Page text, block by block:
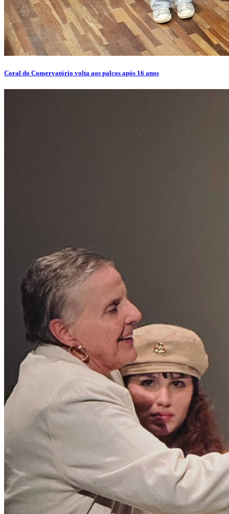
Coral do Conservatório volta aos palcos após 16 anos